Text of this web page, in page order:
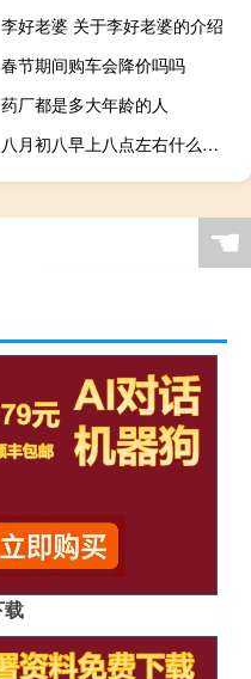
李好老婆 关于李好老婆的介绍
春节期间购车会降价吗吗
药厂都是多大年龄的人
八月初八早上八点左右什么时辰 八月初八是什么日子
☚